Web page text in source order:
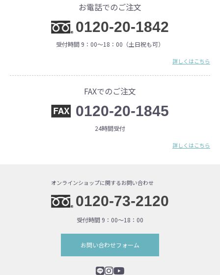
お電話でのご注文
0120-20-1842
受付時間 9：00〜18：00（土日祝も可）
詳しくはこちら
FAXでのご注文
0120-20-1845
24時間受付
詳しくはこちら
オンラインショップに関するお問い合わせ
0120-73-2120
受付時間 9：00〜18：00
お問い合わせフォーム